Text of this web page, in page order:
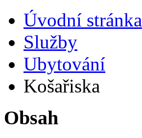
Úvodní stránka
Služby
Ubytování
Košařiska
Obsah